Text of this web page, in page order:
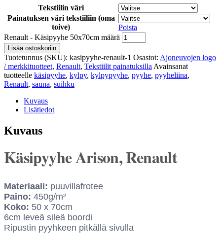
Tekstiilin väri
Painatuksen väri tekstiiliin (oma
toive)
Poista
Renault - Käsipyyhe 50x70cm määrä
Lisää ostoskoriin
Tuotetunnus (SKU): kasipyyhe-renault-1 Osastot: Ajoneuvojen logo
/ merkkituotteet, Renault, Tekstiilit painatuksilla Avainsanat
tuotteelle käsipyyhe, kylpy, kylpypyyhe, pyyhe, pyyheliina,
Renault, sauna, suihku
Kuvaus
Lisätiedot
Kuvaus
Käsipyyhe Arison, Renault
Materiaali: puuvillafrotee
Paino: 450g/m²
Koko: 50 x 70cm
6cm leveä sileä boordi
Ripustin pyyhkeen pitkällä sivulla